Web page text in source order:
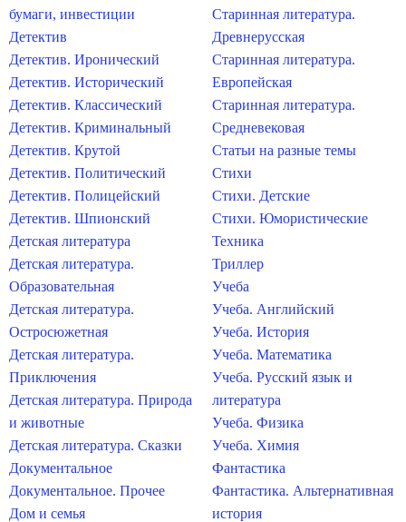
бумаги, инвестиции
Детектив
Детектив. Иронический
Детектив. Исторический
Детектив. Классический
Детектив. Криминальный
Детектив. Крутой
Детектив. Политический
Детектив. Полицейский
Детектив. Шпионский
Детская литература
Детская литература.
Образовательная
Детская литература.
Остросюжетная
Детская литература.
Приключения
Детская литература. Природа
и животные
Детская литература. Сказки
Документальное
Документальное. Прочее
Дом и семья
Старинная литература.
Древнерусская
Старинная литература.
Европейская
Старинная литература.
Средневековая
Статьи на разные темы
Стихи
Стихи. Детские
Стихи. Юмористические
Техника
Триллер
Учеба
Учеба. Английский
Учеба. История
Учеба. Математика
Учеба. Русский язык и
литература
Учеба. Физика
Учеба. Химия
Фантастика
Фантастика. Альтернативная
история